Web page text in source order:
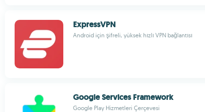
ExpressVPN
Android için şifreli, yüksek hızlı VPN bağlantısı
Google Services Framework
Google Play Hizmetleri Çerçevesi